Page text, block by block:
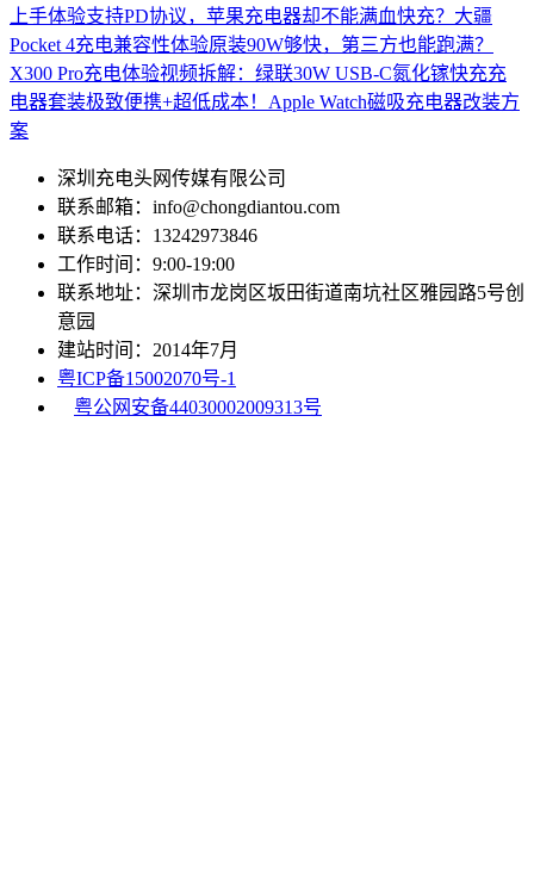
上手体验支持PD协议，苹果充电器却不能满血快充？大疆
Pocket 4充电兼容性体验原装90W够快，第三方也能跑满？
X300 Pro充电体验视频拆解：绿联30W USB-C氮化镓快充充
电器套装极致便携+超低成本！Apple Watch磁吸充电器改装方
案
深圳充电头网传媒有限公司
联系邮箱：info@chongdiantou.com
联系电话：13242973846
工作时间：9:00-19:00
联系地址：深圳市龙岗区坂田街道南坑社区雅园路5号创
意园
建站时间：2014年7月
粤ICP备15002070号-1
粤公网安备44030002009313号